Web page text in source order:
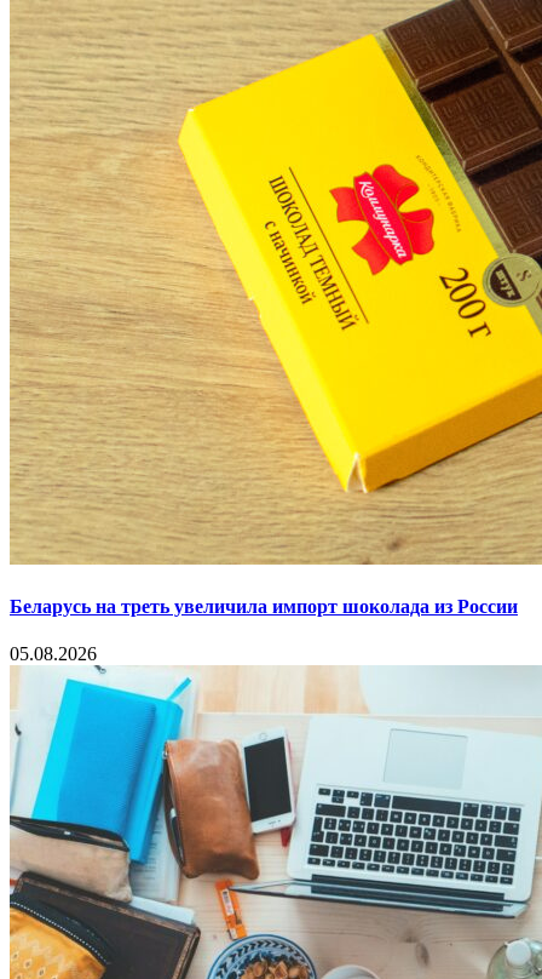
Беларусь на треть увеличила импорт шоколада из России
05.08.2026